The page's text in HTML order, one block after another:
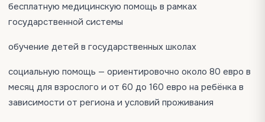
бесплатную медицинскую помощь в рамках
государственной системы
обучение детей в государственных школах
социальную помощь — ориентировочно около 80 евро в
месяц для взрослого и от 60 до 160 евро на ребёнка в
зависимости от региона и условий проживания